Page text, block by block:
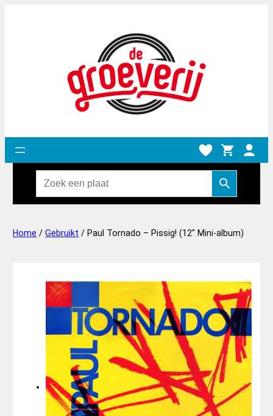
Home /Gebruikt / Paul Tornado – Pissig! (12″ Mini-album)